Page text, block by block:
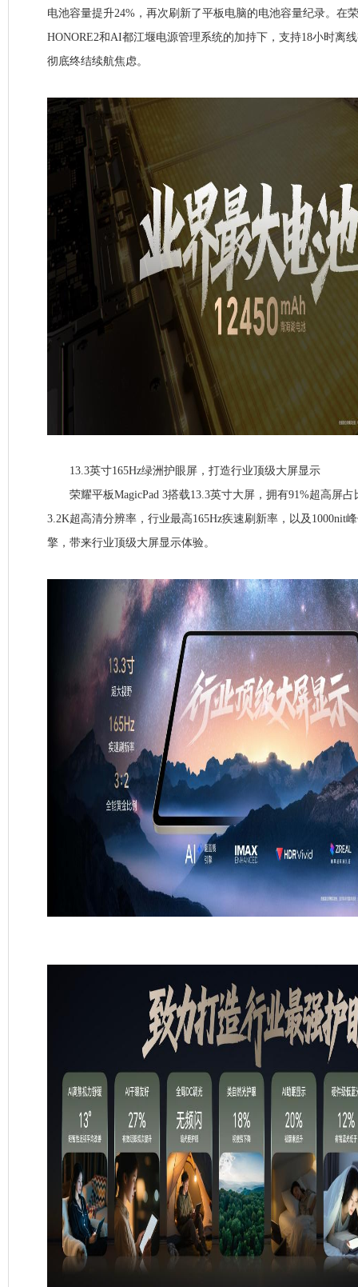
电池容量提升24%，再次刷新了平板电脑的电池容量纪录。在
HONORE2和AI都江堰电源管理系统的加持下，支持18小时离
彻底终结续航焦虑。
13.3英寸165Hz绿洲护眼屏，打造行业顶级大屏显示
荣耀平板MagicPad 3搭载13.3英寸大屏，拥有91%超高屏占
3.2K超高清分辨率，行业最高165Hz疾速刷新率，以及1000nit
擎，带来行业顶级大屏显示体验。